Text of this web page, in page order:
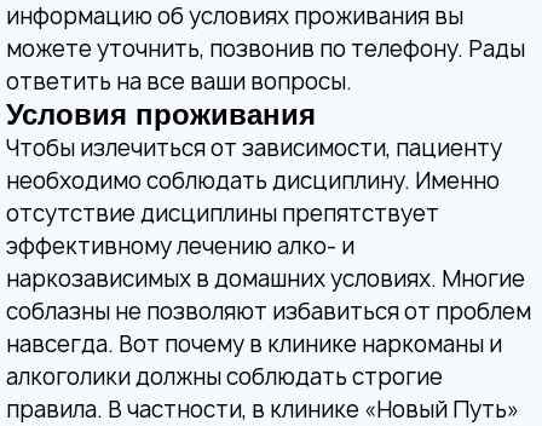
информацию об условиях проживания вы
можете уточнить, позвонив по телефону. Рады
ответить на все ваши вопросы.
Условия проживания
Чтобы излечиться от зависимости, пациенту
необходимо соблюдать дисциплину. Именно
отсутствие дисциплины препятствует
эффективному лечению алко- и
наркозависимых в домашних условиях. Многие
соблазны не позволяют избавиться от проблем
навсегда. Вот почему в клинике наркоманы и
алкоголики должны соблюдать строгие
правила. В частности, в клинике «Новый Путь»
Запись на приём
Нажимая кнопку 'Запись на приём' вы
соглашаетесьс политикой
конфеденциальностиданного сайта
Вернуться на главную
Прикрепить файл
Отправить резюме
Нажимая кнопку 'Отправить резюме' вы
соглашаетесьс политикой
конфеденциальностиданного сайта